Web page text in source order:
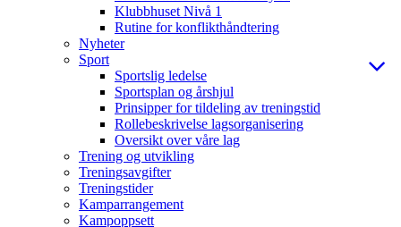
Klubbhuset Nivå 1
Rutine for konflikthåndtering
Nyheter
Sport
Sportslig ledelse
Sportsplan og årshjul
Prinsipper for tildeling av treningstid
Rollebeskrivelse lagsorganisering
Oversikt over våre lag
Trening og utvikling
Treningsavgifter
Treningstider
Kamparrangement
Kampoppsett